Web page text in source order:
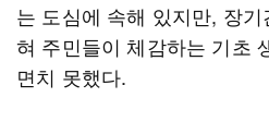
는 도심에 속해 있지만, 장
혀 주민들이 체감하는 기초
면치 못했다.